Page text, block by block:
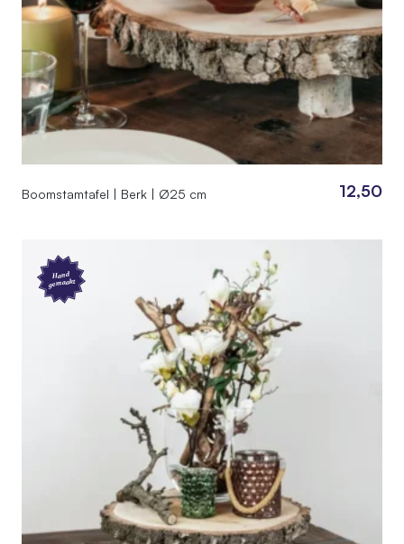
Boomstamtafel | Berk | Ø25 cm 12,50
Hand
gemaakt